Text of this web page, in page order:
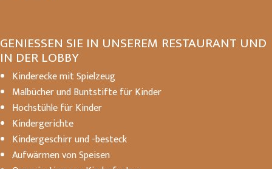
GENIESSEN SIE IN UNSEREM RESTAURANT UND
IN DER LOBBY
Kinderecke mit Spielzeug
Malbücher und Buntstifte für Kinder
Hochstühle für Kinder
Kindergerichte
Kindergeschirr und -besteck
Aufwärmen von Speisen